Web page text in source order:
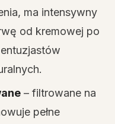
ma intensywny
od kremowej po
– filtrowane na
pełne